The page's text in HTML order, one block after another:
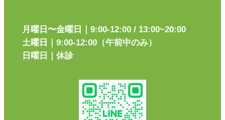
月曜日〜金曜日｜9:00-12:00 / 13:00~20:00
土曜日｜9:00-12:00（午前中のみ）
日曜日｜休診